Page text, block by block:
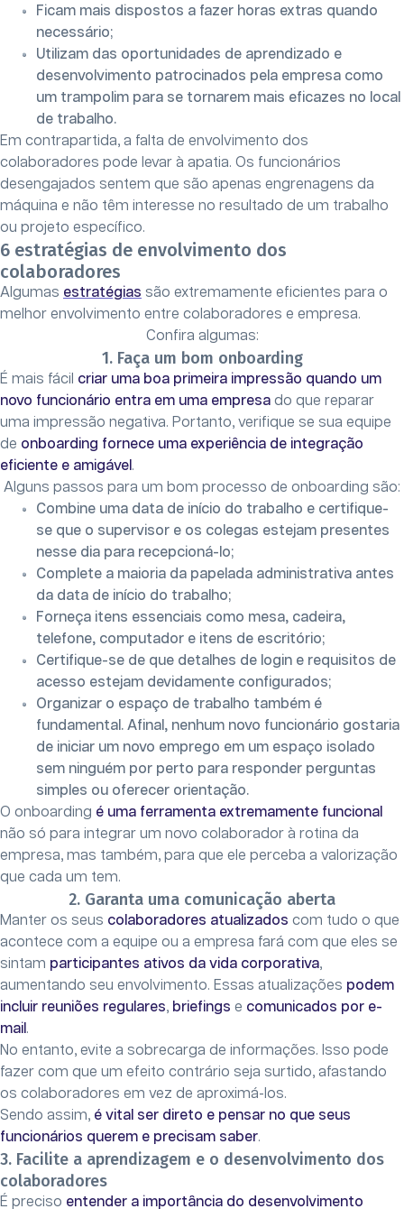
Ficam mais dispostos a fazer horas extras quando
necessário;
Utilizam das oportunidades de aprendizado e
desenvolvimento patrocinados pela empresa como
um trampolim para se tornarem mais eficazes no local
de trabalho.
Em contrapartida, a falta de envolvimento dos
colaboradores pode levar à apatia. Os funcionários
desengajados sentem que são apenas engrenagens da
máquina e não têm interesse no resultado de um trabalho
ou projeto específico.
6 estratégias de envolvimento dos
colaboradores
Algumas estratégias são extremamente eficientes para o
melhor envolvimento entre colaboradores e empresa.
Confira algumas:
1. Faça um bom onboarding
É mais fácil criar uma boa primeira impressão quando um
novo funcionário entra em uma empresa do que reparar
uma impressão negativa. Portanto, verifique se sua equipe
de onboarding fornece uma experiência de integração
eficiente e amigável .
Alguns passos para um bom processo de onboarding são:
Combine uma data de início do trabalho e certifique-
se que o supervisor e os colegas estejam presentes
nesse dia para recepcioná-lo;
Complete a maioria da papelada administrativa antes
da data de início do trabalho;
Forneça itens essenciais como mesa, cadeira,
telefone, computador e itens de escritório;
Certifique-se de que detalhes de login e requisitos de
acesso estejam devidamente configurados;
Organizar o espaço de trabalho também é
fundamental. Afinal, nenhum novo funcionário gostaria
de iniciar um novo emprego em um espaço isolado
sem ninguém por perto para responder perguntas
simples ou oferecer orientação.
O onboarding é uma ferramenta extremamente funcional
não só para integrar um novo colaborador à rotina da
empresa, mas também, para que ele perceba a valorização
que cada um tem.
2. Garanta uma comunicação aberta
Manter os seus colaboradores atualizados com tudo o que
acontece com a equipe ou a empresa fará com que eles se
sintam participantes ativos da vida corporativa,
aumentando seu envolvimento. Essas atualizações podem
incluir reuniões regulares, briefings e comunicados por e-
mail .
No entanto, evite a sobrecarga de informações. Isso pode
fazer com que um efeito contrário seja surtido, afastando
os colaboradores em vez de aproximá-los.
Sendo assim, é vital ser direto e pensar no que seus
funcionários querem e precisam saber.
3. Facilite a aprendizagem e o desenvolvimento dos
colaboradores
É preciso entender a importância do desenvolvimento